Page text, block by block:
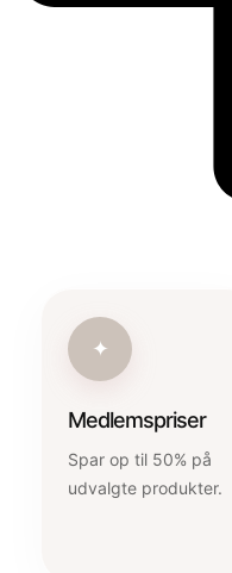
✦
Medlemspriser
Spar op til 50% på
udvalgte produkter.